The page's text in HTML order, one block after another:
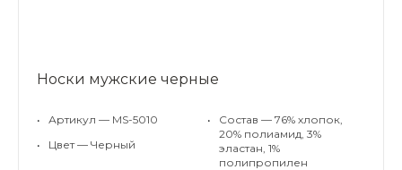
Носки мужские черные
•
Артикул — MS-5010
•
Цвет — Черный
•
Состав — 76% хлопок,
20% полиамид, 3%
эластан, 1%
полипропилен